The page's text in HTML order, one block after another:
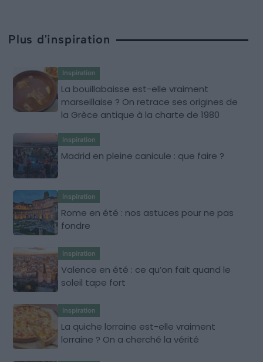
Plus d'inspiration
Inspiration
La bouillabaisse est-elle vraiment
marseillaise ? On retrace ses origines de
la Grèce antique à la charte de 1980
Inspiration
Madrid en pleine canicule : que faire ?
Inspiration
Rome en été : nos astuces pour ne pas
fondre
Inspiration
Valence en été : ce qu’on fait quand le
soleil tape fort
Inspiration
La quiche lorraine est-elle vraiment
lorraine ? On a cherché la vérité